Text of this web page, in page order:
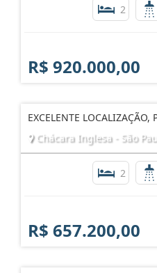
2
R$ 920.000,00
EXCELENTE LOCALIZAÇÃO,
Chácara Inglesa - São
2
R$ 657.200,00